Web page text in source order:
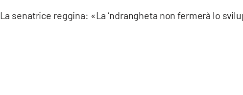
La senatrice reggina: «La ‘ndrangheta non fermerà lo